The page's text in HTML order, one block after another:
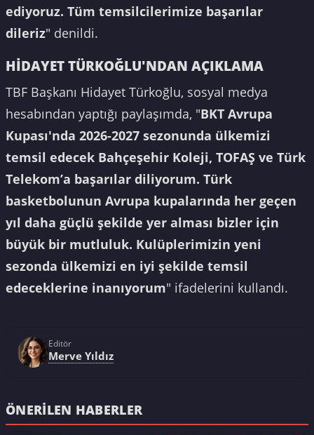
ediyoruz. Tüm temsilcilerimize başarılar
dileriz" denildi.
HİDAYET TÜRKOĞLU'NDAN AÇIKLAMA
TBF Başkanı Hidayet Türkoğlu, sosyal medya
hesabından yaptığı paylaşımda, "BKT Avrupa
Kupası'nda 2026-2027 sezonunda ülkemizi
temsil edecek Bahçeşehir Koleji, TOFAŞ ve Türk
Telekom’a başarılar diliyorum. Türk
basketbolunun Avrupa kupalarında her geçen
yıl daha güçlü şekilde yer alması bizler için
büyük bir mutluluk. Kulüplerimizin yeni
sezonda ülkemizi en iyi şekilde temsil
edeceklerine inanıyorum" ifadelerini kullandı.
Editör
Merve Yıldız
ÖNERILEN HABERLER